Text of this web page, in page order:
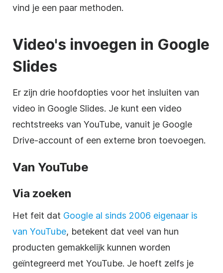
vind je een paar methoden.
Video's invoegen in Google
Slides
Er zijn drie hoofdopties voor het insluiten van
video in Google Slides. Je kunt een video
rechtstreeks van YouTube, vanuit je Google
Drive-account of een externe bron toevoegen.
Van YouTube
Via zoeken
Het feit dat Google al sinds 2006 eigenaar is
van YouTube, betekent dat veel van hun
producten gemakkelijk kunnen worden
geïntegreerd met YouTube. Je hoeft zelfs je